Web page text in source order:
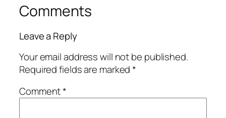
Comments
Leave a Reply
Your email address will not be published.
Required fields are marked*
Comment*